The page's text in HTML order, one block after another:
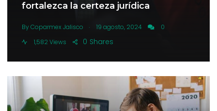
fortalezca la certeza jurídica
By Coparmex Jalisco . 19 agosto, 2024
0
1,582 Views
Shares
0